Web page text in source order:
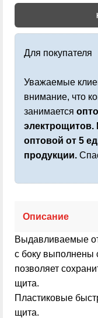
Для покупателя
Уважаемые
внимание, что
занимается
оптовой от 5
продукции.
Описание
Выдавливаемые
с боку выполнены
позволяет
щита.
Пластиковые
щита.